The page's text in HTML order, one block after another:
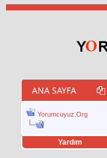
ANA SAYFA
Yorumcuyuz.Org
Yardım